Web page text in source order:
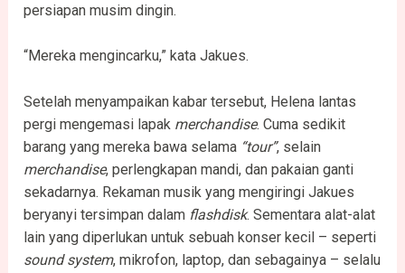
persiapan musim dingin.
“Mereka mengincarku,” kata Jakues.
Setelah menyampaikan kabar tersebut, Helena lantas
pergi mengemasi lapak merchandise. Cuma sedikit
barang yang mereka bawa selama “tour”, selain
merchandise, perlengkapan mandi, dan pakaian ganti
sekadarnya. Rekaman musik yang mengiringi Jakues
beryanyi tersimpan dalam flashdisk. Sementara alat-alat
lain yang diperlukan untuk sebuah konser kecil – seperti
sound system, mikrofon, laptop, dan sebagainya – selalu